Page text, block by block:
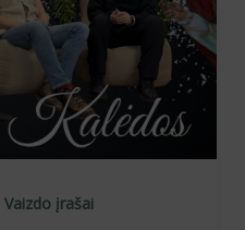
Vaizdo įrašai